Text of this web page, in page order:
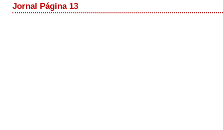
Jornal Página 13